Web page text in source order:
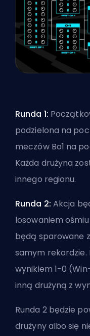
Runda 1:
podzielona na
meczów Bo1 na
Każda drużyna
innego regionu.
Runda 2: Akcja
losowaniem
będą sparowane
samym rekordzie.
wynikiem 1-0
inną drużyną z
Runda 2 będzie
drużyny albo się